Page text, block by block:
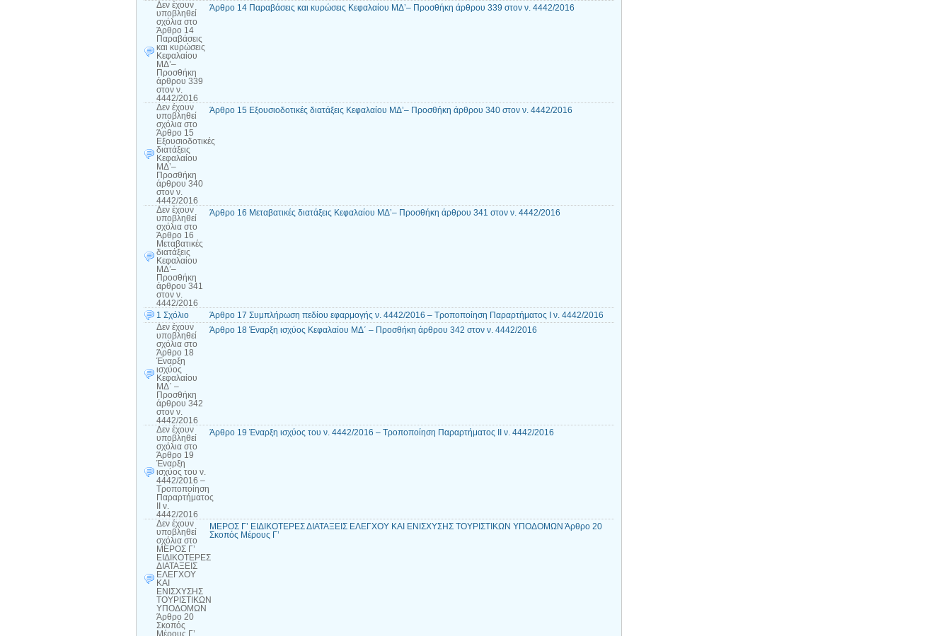
Δεν έχουν
υποβληθεί
σχόλια στο
Άρθρο 14
Παραβάσεις
και κυρώσεις
Κεφαλαίου
ΜΔ’–
Προσθήκη
άρθρου 339
στον ν.
4442/2016
Άρθρο 14 Παραβάσεις και κυρώσεις Κεφαλαίου ΜΔ’– Προσθήκη άρθρου 339 στον ν. 4442/2016
Δεν έχουν
υποβληθεί
σχόλια στο
Άρθρο 15
Εξουσιοδοτικές
διατάξεις
Κεφαλαίου
ΜΔ’–
Προσθήκη
άρθρου 340
στον ν.
4442/2016
Άρθρο 15 Εξουσιοδοτικές διατάξεις Κεφαλαίου ΜΔ’– Προσθήκη άρθρου 340 στον ν. 4442/2016
Δεν έχουν
υποβληθεί
σχόλια στο
Άρθρο 16
Μεταβατικές
διατάξεις
Κεφαλαίου
ΜΔ’–
Προσθήκη
άρθρου 341
στον ν.
4442/2016
Άρθρο 16 Μεταβατικές διατάξεις Κεφαλαίου ΜΔ’– Προσθήκη άρθρου 341 στον ν. 4442/2016
1 Σχόλιο
Άρθρο 17 Συμπλήρωση πεδίου εφαρμογής ν. 4442/2016 – Τροποποίηση Παραρτήματος Ι ν. 4442/2016
Δεν έχουν
υποβληθεί
σχόλια στο
Άρθρο 18
Έναρξη
ισχύος
Κεφαλαίου
ΜΔ΄ –
Προσθήκη
άρθρου 342
στον ν.
4442/2016
Άρθρο 18 Έναρξη ισχύος Κεφαλαίου ΜΔ΄ – Προσθήκη άρθρου 342 στον ν. 4442/2016
Δεν έχουν
υποβληθεί
σχόλια στο
Άρθρο 19
Έναρξη
ισχύος του ν.
4442/2016 –
Τροποποίηση
Παραρτήματος
ΙΙ ν.
4442/2016
Άρθρο 19 Έναρξη ισχύος του ν. 4442/2016 – Τροποποίηση Παραρτήματος ΙΙ ν. 4442/2016
Δεν έχουν
υποβληθεί
σχόλια στο
ΜΕΡΟΣ Γ’
ΕΙΔΙΚΟΤΕΡΕΣ
ΔΙΑΤΑΞΕΙΣ
ΕΛΕΓΧΟΥ
ΚΑΙ
ΕΝΙΣΧΥΣΗΣ
ΤΟΥΡΙΣΤΙΚΩΝ
ΥΠΟΔΟΜΩΝ
Άρθρο 20
Σκοπός
Μέρους Γ’
ΜΕΡΟΣ Γ’ ΕΙΔΙΚΟΤΕΡΕΣ ΔΙΑΤΑΞΕΙΣ ΕΛΕΓΧΟΥ ΚΑΙ ΕΝΙΣΧΥΣΗΣ ΤΟΥΡΙΣΤΙΚΩΝ ΥΠΟΔΟΜΩΝ Άρθρο 20
Σκοπός Μέρους Γ’